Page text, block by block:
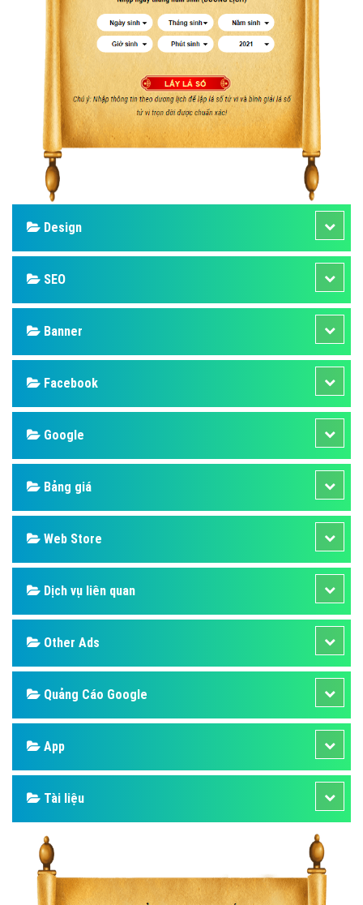
Design
SEO
Banner
Facebook
Google
Bảng giá
Web Store
Dịch vụ liên quan
Other Ads
Quảng Cáo Google
App
Tài liệu